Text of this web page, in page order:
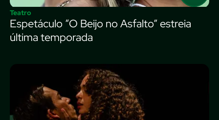
Teatro
Espetáculo “O Beijo no Asfalto” estreia
última temporada